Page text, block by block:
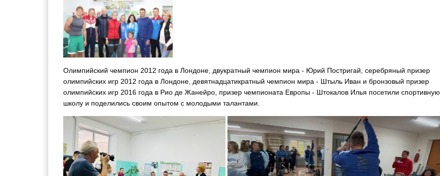
Олимпийский чемпион 2012 года в Лондоне, двукратный чемпион мира - Юрий Постригай, серебряный призер
олимпийских игр 2012 года в Лондоне, девятнадцатикратный чемпион мира - Штыль Иван и бронзовый призер
олимпийских игр 2016 года в Рио де Жанейро, призер чемпионата Европы - Штокалов Илья посетили спортивную
школу и поделились своим опытом с молодыми талантами.